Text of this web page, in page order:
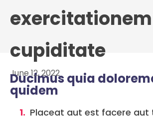
exercitationem
cupiditate
June 12, 2022
Ducimus quia
quidem
Placeat aut est facere aut